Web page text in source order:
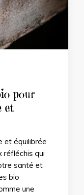
pour
et
et équilibrée
réfléchis qui
santé et
bio
une